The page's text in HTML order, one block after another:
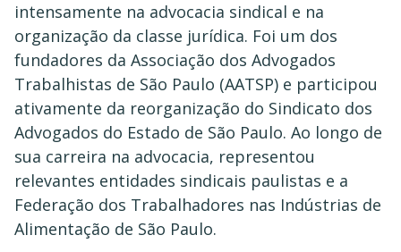
intensamente na advocacia sindical e na
organização da classe jurídica. Foi um dos
fundadores da Associação dos Advogados
Trabalhistas de São Paulo (AATSP) e participou
ativamente da reorganização do Sindicato dos
Advogados do Estado de São Paulo. Ao longo de
sua carreira na advocacia, representou
relevantes entidades sindicais paulistas e a
Federação dos Trabalhadores nas Indústrias de
Alimentação de São Paulo.